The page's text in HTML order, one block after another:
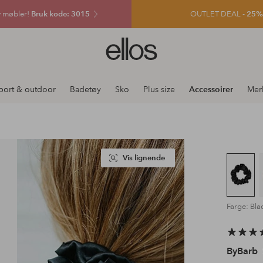
møbler! Bruk kode: 3015 OUTLET DEAL -
Ellos
logo
gå
& outdoor Badetøy Sko Plus size Accessoirer
Vis lignende
Farge:
ByBarb